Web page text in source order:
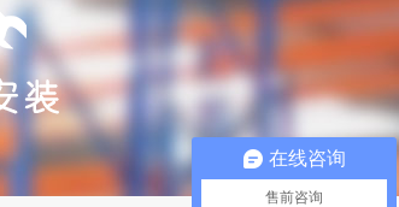
在线咨询
售前咨询